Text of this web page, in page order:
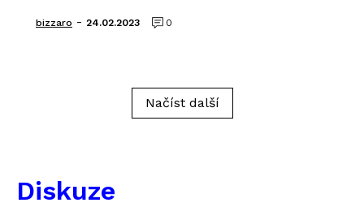
bizzaro - 24.02.2023 0
Načíst další
Diskuze